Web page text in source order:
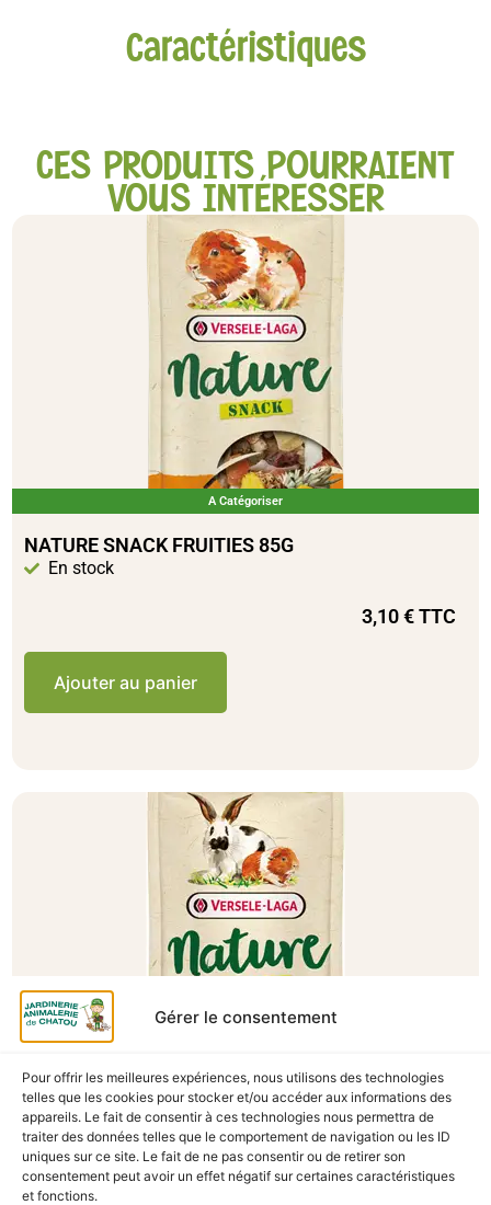
Gérer le consentement
Pour offrir les meilleures expériences, nous utilisons des technologies
telles que les cookies pour stocker et/ou accéder aux informations des
appareils. Le fait de consentir à ces technologies nous permettra de
traiter des données telles que le comportement de navigation ou les ID
uniques sur ce site. Le fait de ne pas consentir ou de retirer son
consentement peut avoir un effet négatif sur certaines caractéristiques
et fonctions.
Caractéristiques
CES PRODUITS POURRAIENT
VOUS INTÉRESSER
A Catégoriser
NATURE SNACK FRUITIES 85G
En stock
3,10€TTC
Ajouter au panier
A Catégoriser
NATURE SNACK VEGGIES 85G
En stock